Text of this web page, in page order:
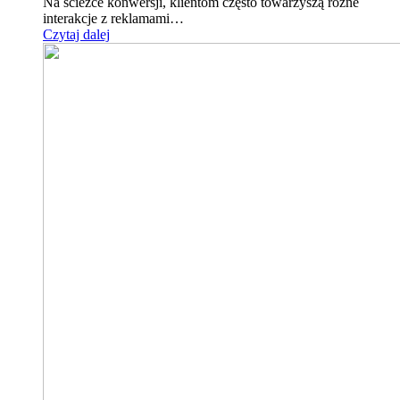
interakcje z reklamami…
Czytaj dalej